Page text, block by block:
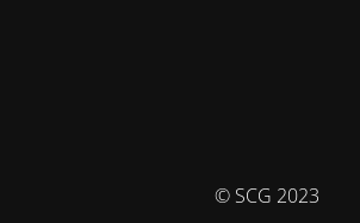
© SCG 2023